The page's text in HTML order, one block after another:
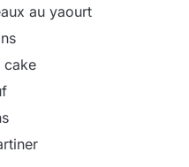
au yaourt
cake